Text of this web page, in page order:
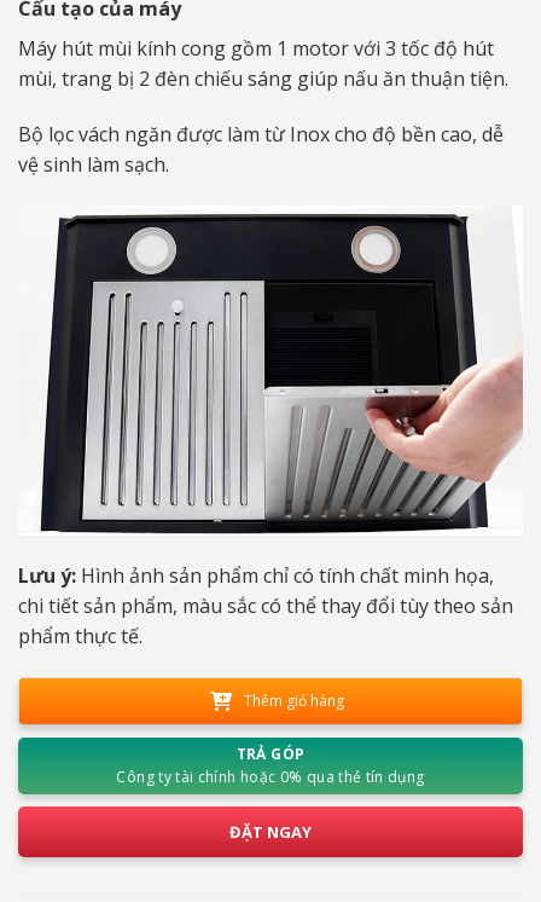
Cấu tạo của máy
Máy hút mùi kính cong gồm 1 motor với 3 tốc độ hút
mùi, trang bị 2 đèn chiếu sáng giúp nấu ăn thuận tiện.
Bộ lọc vách ngăn được làm từ Inox cho độ bền cao, dễ
vệ sinh làm sạch.
Lưu ý: Hình ảnh sản phẩm chỉ có tính chất minh họa,
chi tiết sản phẩm, màu sắc có thể thay đổi tùy theo sản
phẩm thực tế.
Thêm giỏ hàng
TRẢ GÓP
Công ty tài chính hoặc 0% qua thẻ tín dụng
ĐẶT NGAY